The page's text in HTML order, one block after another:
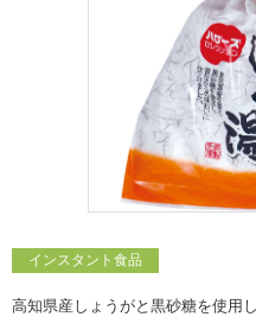
インスタント食品
高知県産しょうがと黒砂糖を使用